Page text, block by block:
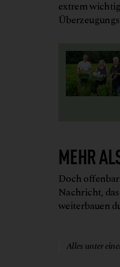
extrem
MEHR
Doch
Nachricht,
weiterbauen
Alles unter